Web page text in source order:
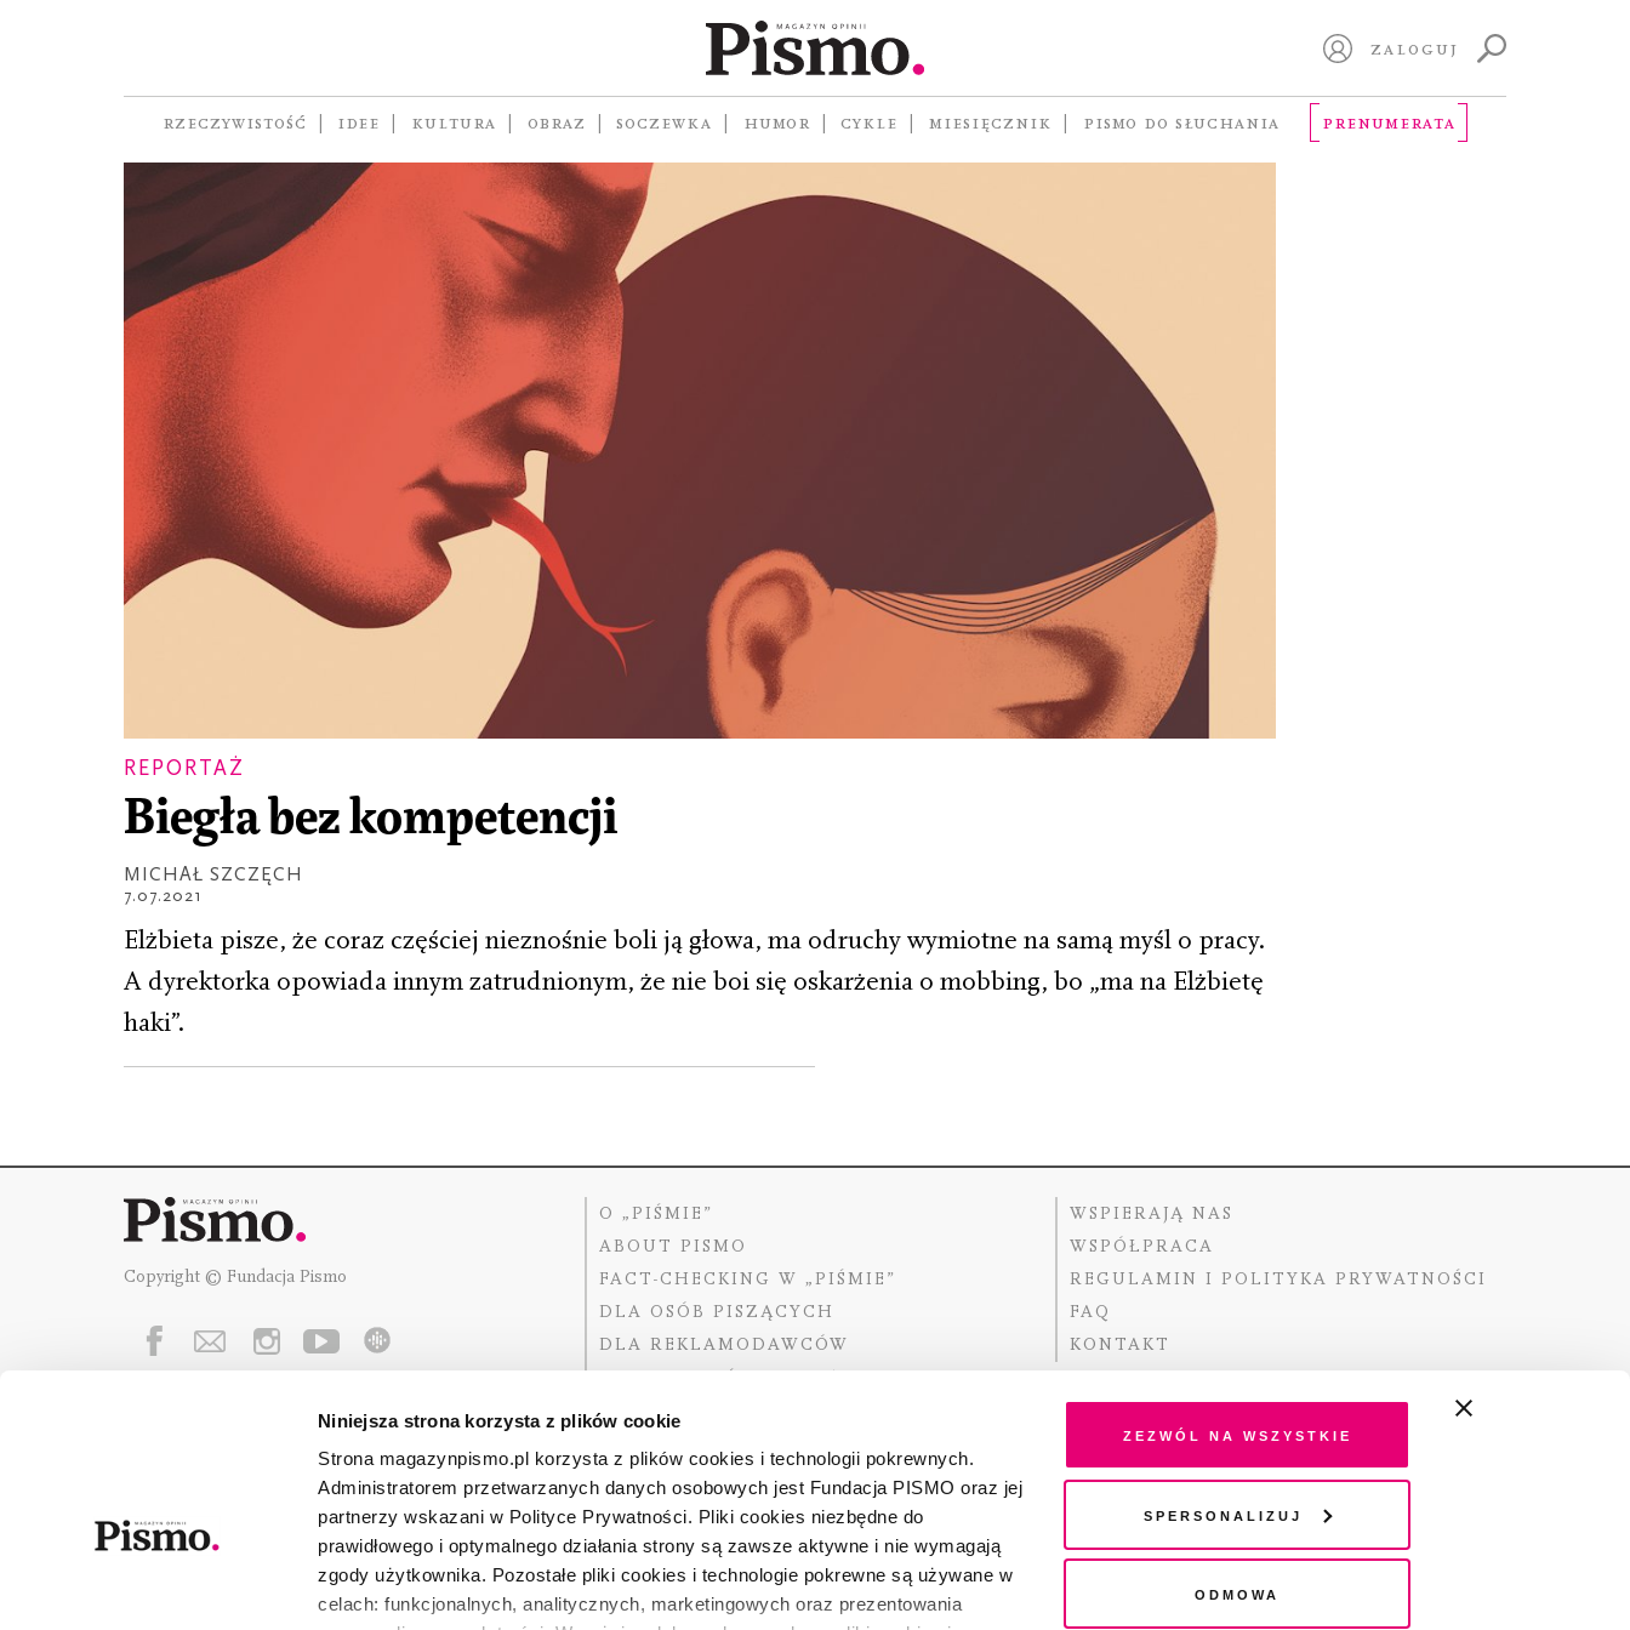
Niniejsza strona korzysta z plików cookie
Strona magazynpismo.pl korzysta z plików cookies i technologii pokrewnych.
Administratorem przetwarzanych danych osobowych jest Fundacja PISMO oraz jej
partnerzy wskazani w Polityce Prywatności. Pliki cookies niezbędne do
prawidłowego i optymalnego działania strony są zawsze aktywne i nie wymagają
zgody użytkownika. Pozostałe pliki cookies i technologie pokrewne są używane w
celach: funkcjonalnych, analitycznych, marketingowych oraz prezentowania
Zezwól na wszystkie
Spersonalizuj
Odmowa
ZALOGUJ
RZECZYWISTOŚĆ IDEE KULTURA OBRAZ SOCZEWKA HUMOR CYKLE MIESIĘCZNIK PISMO DO SŁUCHANIA PRENUMERATA
Poradnia Psychologiczno-Pedagogiczna w Nowej
Soli
REPORTAŻ
Biegła bez kompetencji
MICHAŁ SZCZĘCH
7.07.2021
Elżbieta pisze, że coraz częściej nieznośnie boli ją głowa, ma odruchy wymiotne na samą myśl o pracy.
A dyrektorka opowiada innym zatrudnionym, że nie boi się oskarżenia o mobbing, bo „ma na Elżbietę
haki”.
Copyright © Fundacja Pismo
O „PIŚMIE”
ABOUT PISMO
FACT-CHECKING W „PIŚMIE”
DLA OSÓB PISZĄCYCH
DLA REKLAMODAWCÓW
WSPIERAJĄ NAS
WSPÓŁPRACA
REGULAMIN I POLITYKA PRYWATNOŚCI
FAQ
KONTAKT
Fundację Pismowspierają:
Dofinansowano ze środków Ministra Kultury i Dziedzictwa
Narodowego pochodzących z Funduszu Promocji Kultury –